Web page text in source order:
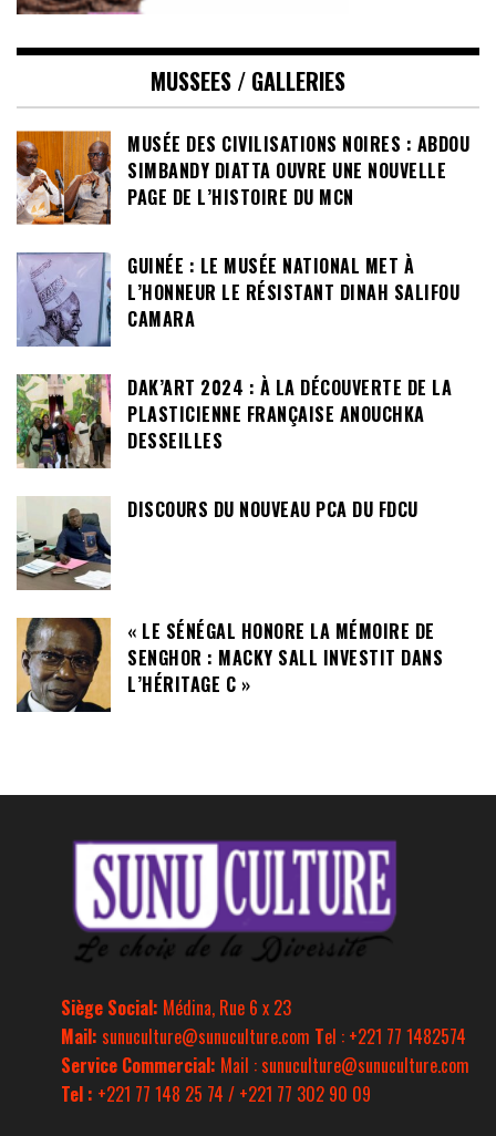
MUSSEES / GALLERIES
MUSÉE DES CIVILISATIONS NOIRES : ABDOU
SIMBANDY DIATTA OUVRE UNE NOUVELLE
PAGE DE L’HISTOIRE DU MCN
GUINÉE : LE MUSÉE NATIONAL MET À
L’HONNEUR LE RÉSISTANT DINAH SALIFOU
CAMARA
DAK’ART 2024 : À LA DÉCOUVERTE DE LA
PLASTICIENNE FRANÇAISE ANOUCHKA
DESSEILLES
DISCOURS DU NOUVEAU PCA DU FDCU
« LE SÉNÉGAL HONORE LA MÉMOIRE DE
SENGHOR : MACKY SALL INVESTIT DANS
L’HÉRITAGE C »
Siège Social: Médina, Rue 6 x 23
Mail: sunuculture@sunuculture.com Tel : +221 77 1482574
Service Commercial: Mail : sunuculture@sunuculture.com
Tel : +221 77 148 25 74 / +221 77 302 90 09